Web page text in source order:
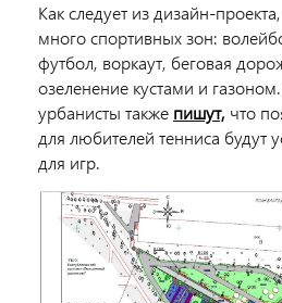
Как следует из дизайн-
много спортивных зон:
футбол, воркаут, беговая
озеленение кустами и
урбанисты также пишут, что
для любителей тенниса будут
для игр.